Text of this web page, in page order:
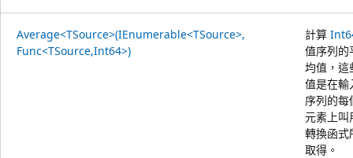
Average<TSource>(IEnumerable<TSource>,
Func<TSource,Int64>)
計算
值序列的
均值，這
值是在輸
序列的每
元素上叫
轉換函式
取得。